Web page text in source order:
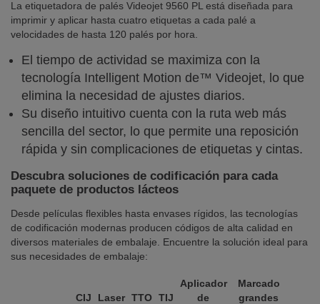
La etiquetadora de palés Videojet 9560 PL está diseñada para
imprimir y aplicar hasta cuatro etiquetas a cada palé a
velocidades de hasta 120 palés por hora.
El tiempo de actividad se maximiza con la
tecnología Intelligent Motion de™ Videojet, lo que
elimina la necesidad de ajustes diarios.
Su diseño intuitivo cuenta con la ruta web más
sencilla del sector, lo que permite una reposición
rápida y sin complicaciones de etiquetas y cintas.
Descubra soluciones de codificación para cada
paquete de productos lácteos
Desde películas flexibles hasta envases rígidos, las tecnologías
de codificación modernas producen códigos de alta calidad en
diversos materiales de embalaje. Encuentre la solución ideal para
sus necesidades de embalaje:
CIJ Laser TTO TIJ
Aplicador
de
Marcado
grandes